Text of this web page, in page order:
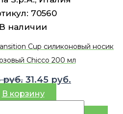
70560
В наличии
Cup силиконовый носик
Chicco 200 мл
руб. Первоначальная
цена
31.45 руб.
31.45 руб..
В корзину